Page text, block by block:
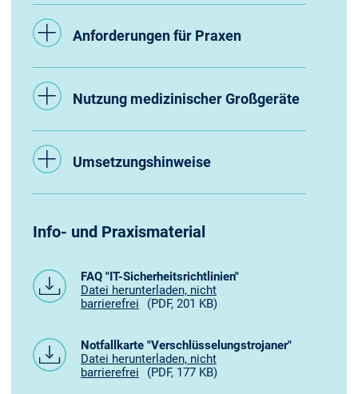
Anforderungen für Praxen
Nutzung medizinischer Großgeräte
Umsetzungshinweise
Info- und Praxismaterial
FAQ "IT-Sicherheitsrichtlinien"
Datei herunterladen, nicht
barrierefrei
(PDF, 201 KB)
Notfallkarte "Verschlüsselungstrojaner"
Datei herunterladen, nicht
barrierefrei
(PDF, 177 KB)